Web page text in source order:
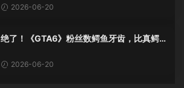
2026-06-20
绝了！《GTA6》粉丝数鳄鱼牙齿，比真鳄鱼
2026-06-20